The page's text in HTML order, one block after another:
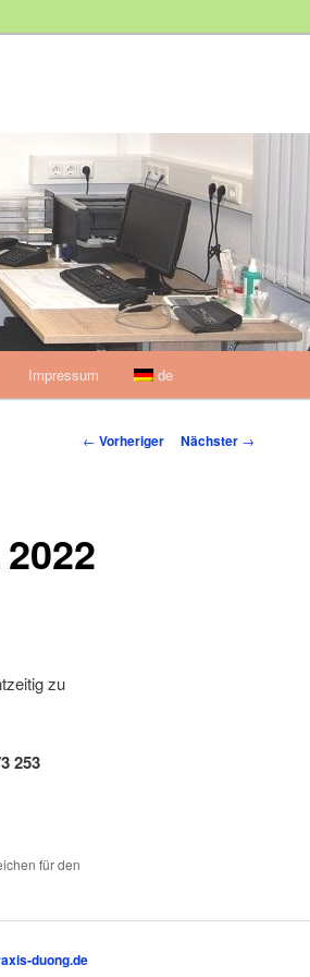
Impressum de
Beitragsnavigation
← Vorheriger Nächster →
zu
253
für den
duong.de